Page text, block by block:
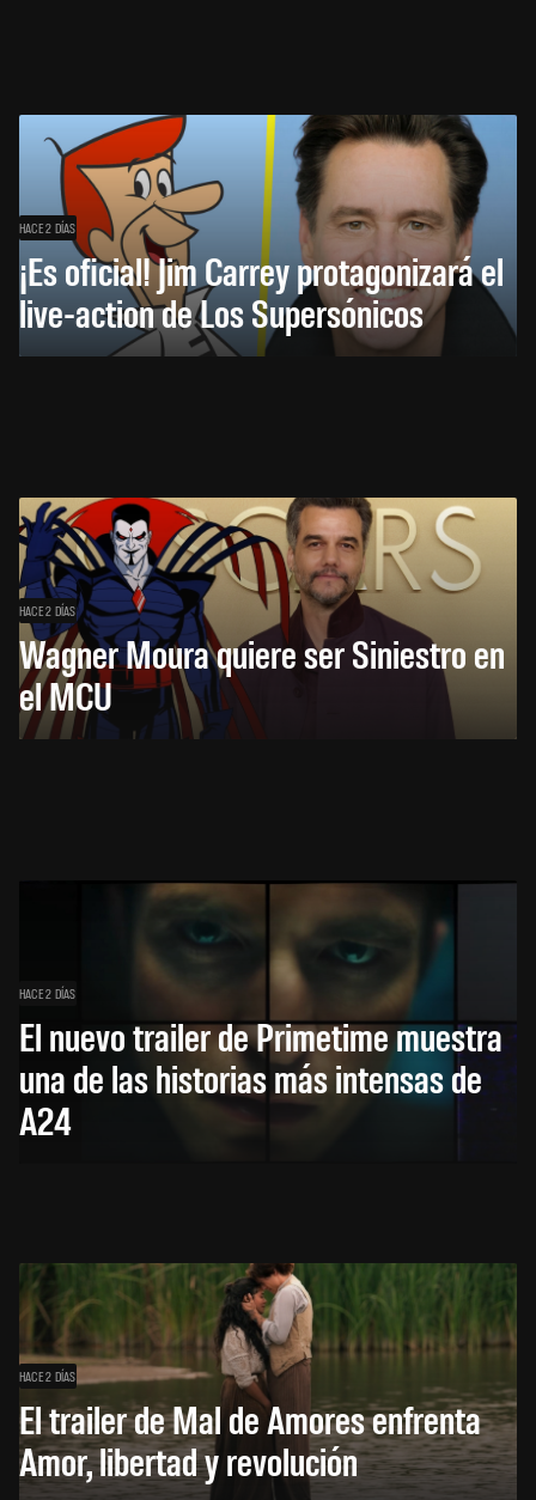
HACE 2 DÍAS
¡Es oficial! Jim Carrey protagonizará el
live-action de Los Supersónicos
HACE 2 DÍAS
Wagner Moura quiere ser Siniestro en
el MCU
HACE 2 DÍAS
El nuevo trailer de Primetime muestra
una de las historias más intensas de
A24
HACE 2 DÍAS
El trailer de Mal de Amores enfrenta
Amor, libertad y revolución